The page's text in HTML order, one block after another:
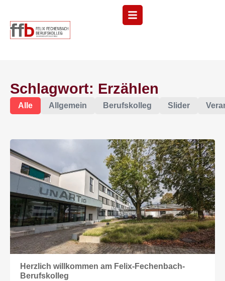
Menü
Schlagwort: Erzählen
Allgemein Berufskolleg Slider
Alle
Herzlich willkommen am Felix-Fechenbach-
Berufskolleg